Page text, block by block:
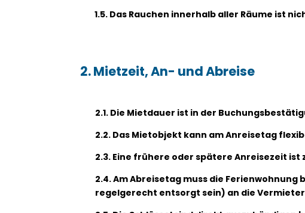
1.5. Das Rauchen innerhalb aller Räume ist
2. Mietzeit, An- und Abreise
2.1. Die Mietdauer ist in der
2.2. Das Mietobjekt kann am Anreisetag
2.3. Eine frühere oder spätere Anreisezeit
2.4. Am Abreisetag muss die
regelgerecht entsorgt sein) an die